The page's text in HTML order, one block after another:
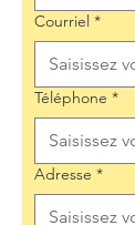
Courriel *
Téléphone *
Adresse *